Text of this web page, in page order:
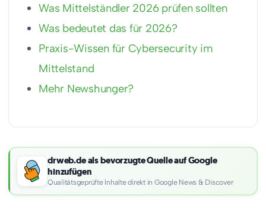
Was Mittelständler 2026 prüfen sollten
Was bedeutet das für 2026?
Praxis-Wissen für Cybersecurity im
Mittelstand
Mehr Newshunger?
drweb.de als bevorzugte Quelle auf Google
hinzufügen
Qualitätsgeprüfte Inhalte direkt in Google News & Discover